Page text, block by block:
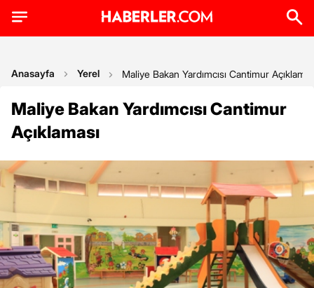
Anasayfa Yerel Maliye Bakan Yardımcısı Cantimur
Maliye Bakan Yardımcısı Cantimur
Açıklaması